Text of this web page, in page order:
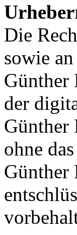
Die
sowie
Günther
der
Günther
ohne
Günther